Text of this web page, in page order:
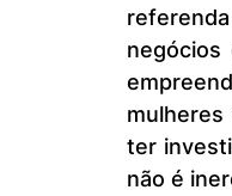
negócios
ter
não é